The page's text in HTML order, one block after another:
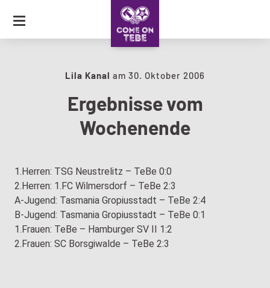
SKIP
TO
JOURNAL
COLLECTION
Lila Kanal am 30. Oktober 2006
Ergebnisse vom
Wochenende
1.Herren: TSG Neustrelitz – TeBe 0:0
2.Herren: 1.FC Wilmersdorf – TeBe 2:3
A-Jugend: Tasmania Gropiusstadt – TeBe 2:4
B-Jugend: Tasmania Gropiusstadt – TeBe 0:1
1.Frauen: TeBe – Hamburger SV II 1:2
2.Frauen: SC Borsgiwalde – TeBe 2:3